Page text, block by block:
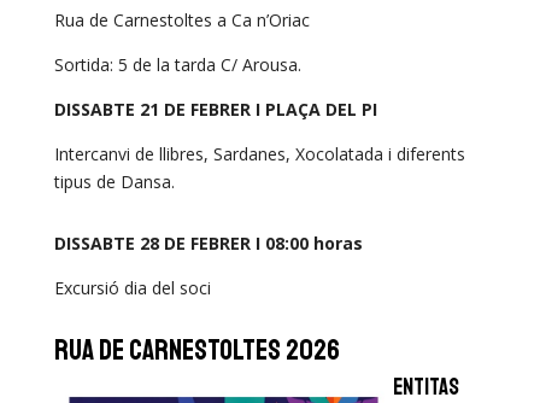
Rua de Carnestoltes a Ca n’Oriac
Sortida: 5 de la tarda C/ Arousa.
DISSABTE 21 DE FEBRER I PLAÇA DEL PI
Intercanvi de llibres, Sardanes, Xocolatada i diferents
tipus de Dansa.
DISSABTE 28 DE FEBRER I 08:00 horas
Excursió dia del soci
RUA DE CARNESTOLTES 2026
entitas